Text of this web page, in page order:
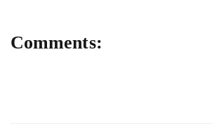
Comments: